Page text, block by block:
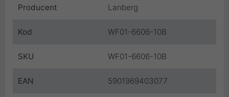
Producent Lanberg
Kod WF01-6606-10B
SKU WF01-6606-10B
EAN 5901969403077